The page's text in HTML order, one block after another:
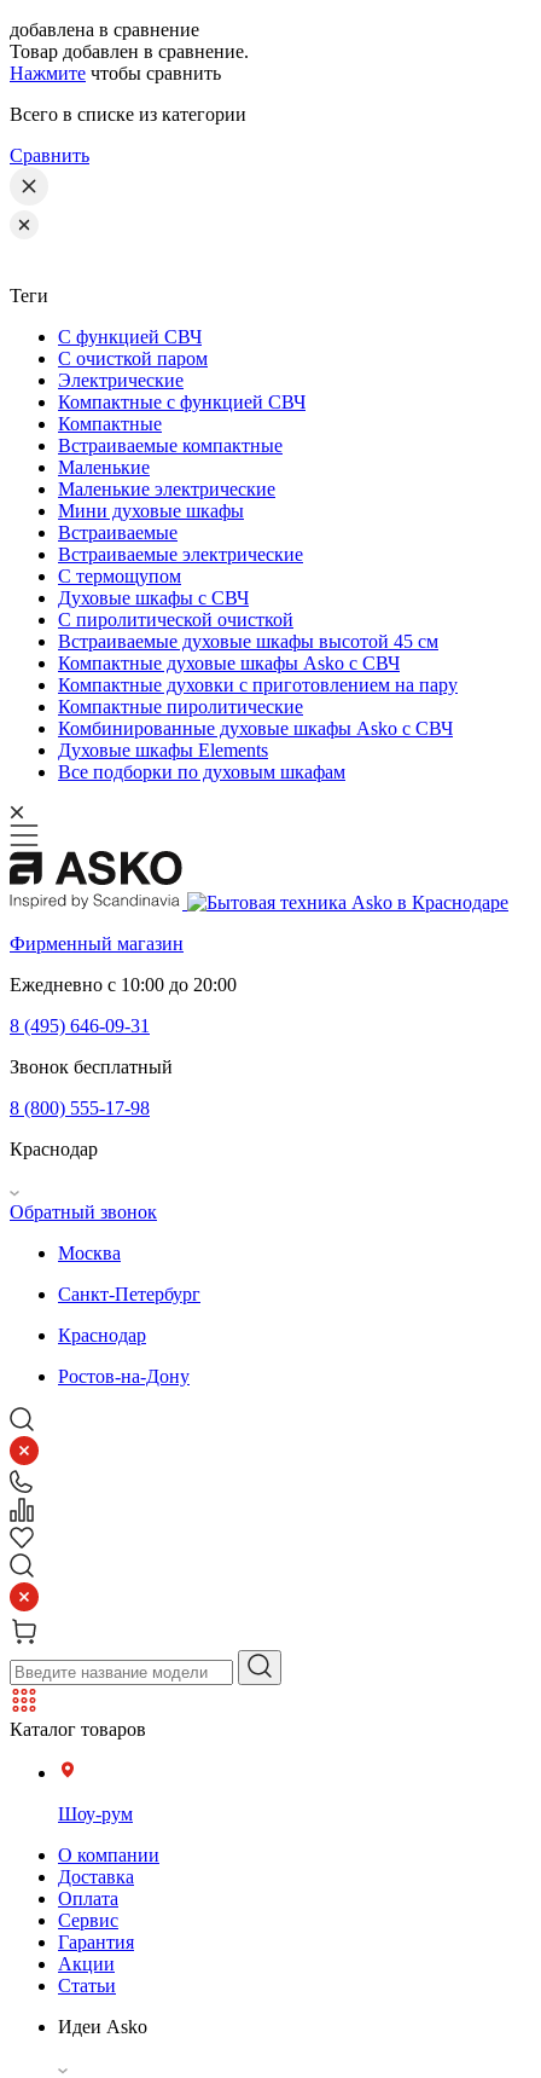
добавлена в сравнение
Товар добавлен в сравнение.
Нажмите чтобы сравнить
Всего в списке из категории
Сравнить
Теги
С функцией СВЧ
С очисткой паром
Электрические
Компактные с функцией СВЧ
Компактные
Встраиваемые компактные
Маленькие
Маленькие электрические
Мини духовые шкафы
Встраиваемые
Встраиваемые электрические
С термощупом
Духовые шкафы с СВЧ
С пиролитической очисткой
Встраиваемые духовые шкафы высотой 45 см
Компактные духовые шкафы Asko с СВЧ
Компактные духовки с приготовлением на пару
Компактные пиролитические
Комбинированные духовые шкафы Asko с СВЧ
Духовые шкафы Elements
Все подборки по духовым шкафам
Фирменный магазин
Ежедневно с 10:00 до 20:00
8 (495) 646-09-31
Звонок бесплатный
8 (800) 555-17-98
Краснодар
Обратный звонок
Москва
Санкт-Петербург
Краснодар
Ростов-на-Дону
Каталог товаров
Шоу-рум
О компании
Доставка
Оплата
Сервис
Гарантия
Акции
Статьи
Идеи Asko